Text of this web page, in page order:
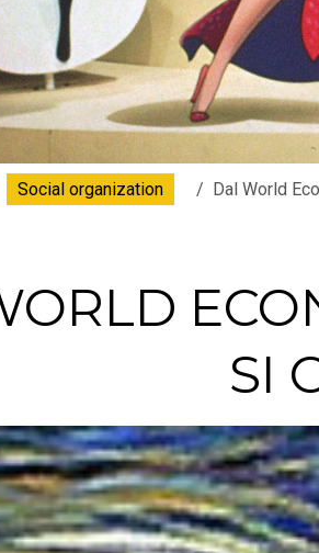
Social organization Dal World
SI